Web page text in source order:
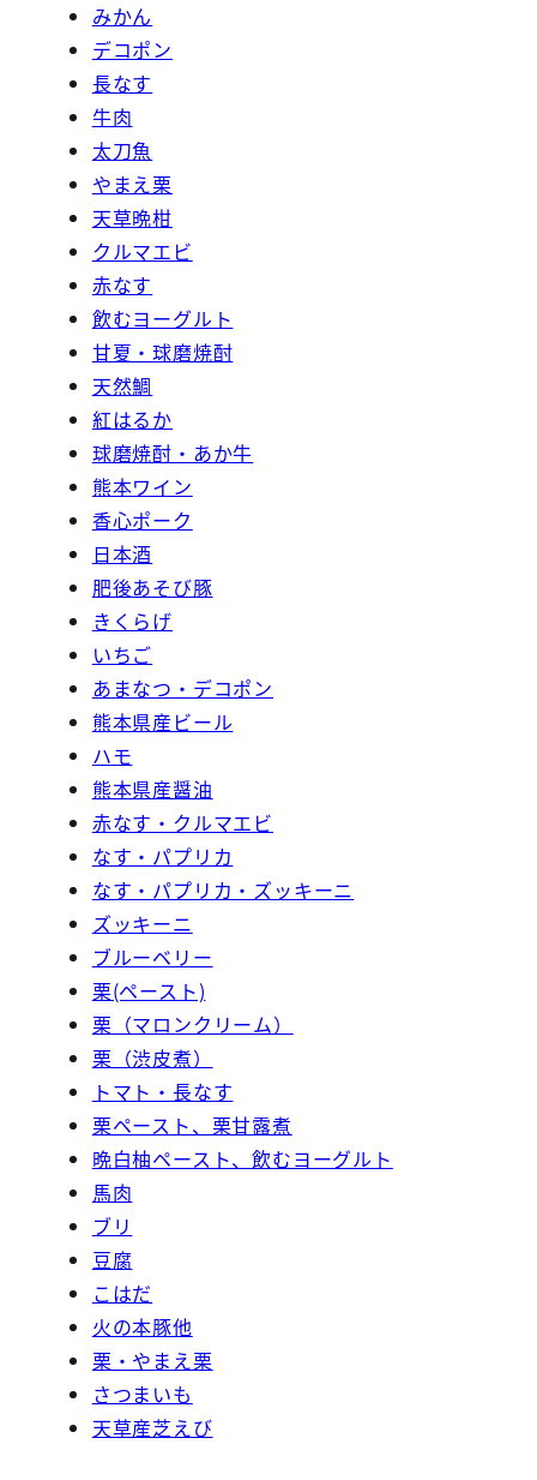
みかん
デコポン
長なす
牛肉
太刀魚
やまえ栗
天草晩柑
クルマエビ
赤なす
飲むヨーグルト
甘夏・球磨焼酎
天然鯛
紅はるか
球磨焼酎・あか牛
熊本ワイン
香心ポーク
日本酒
肥後あそび豚
きくらげ
いちご
あまなつ・デコポン
熊本県産ビール
ハモ
熊本県産醤油
赤なす・クルマエビ
なす・パプリカ
なす・パプリカ・ズッキーニ
ズッキーニ
ブルーベリー
栗(ペースト)
栗（マロンクリーム）
栗（渋皮煮）
トマト・長なす
栗ペースト、栗甘露煮
晩白柚ペースト、飲むヨーグルト
馬肉
ブリ
豆腐
こはだ
火の本豚他
栗・やまえ栗
さつまいも
天草産芝えび